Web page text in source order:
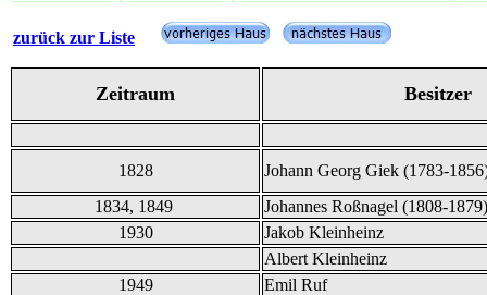
zurück zur Liste
Zeitraum Besitzer
1828
Johann Georg Giek (1783-
1834, 1849
Johannes Roßnagel (1808-1879)
1930
Jakob Kleinheinz
Albert Kleinheinz
1949
Emil Ruf